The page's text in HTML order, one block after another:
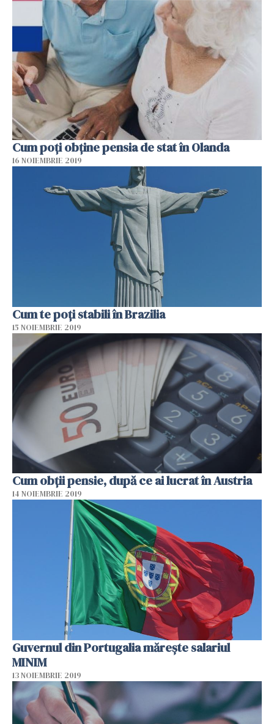
Cum poți obține pensia de stat în Olanda
16 NOIEMBRIE 2019
Cum te poți stabili în Brazilia
15 NOIEMBRIE 2019
Cum obții pensie, după ce ai lucrat în Austria
14 NOIEMBRIE 2019
Guvernul din Portugalia mărește salariul
MINIM
13 NOIEMBRIE 2019